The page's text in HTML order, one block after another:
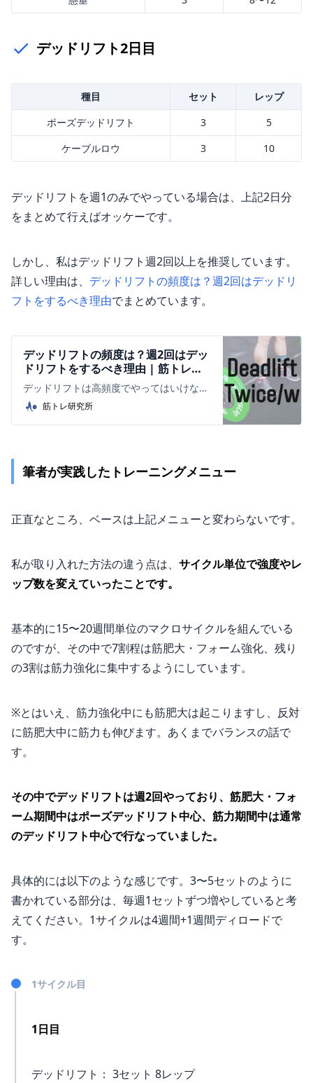
デッドリフト2日目
種目 セット
レップ
ポーズデッドリフト
3
5
ケーブルロウ
3 10
デッドリフトを週1のみでやっている場合は、上記2日分
をまとめて行えばオッケーです。
しかし、私はデッドリフト週2回以上を推奨しています。
詳しい理由は、 デッドリフトの頻度は？週2回はデッドリ
フトをするべき理由でまとめています。
デッドリフトの頻度は？週2回はデッ
ドリフトをするべき理由 | 筋トレ研
究所
デッドリフトは高頻度でやってはいけない
と思っていませんか？実はそれが停滞の原
因かもしれません。フォームやメニューを
筋トレ研究所
筆者が実践したトレーニングメニュー
正直なところ、ベースは上記メニューと変わらないです。
私が取り入れた方法の違う点は、 サイクル単位で強度やレ
ップ数を変えていったことです。
基本的に15〜20週間単位のマクロサイクルを組んでいる
のですが、その中で7割程は筋肥大・フォーム強化、残り
の3割は筋力強化に集中するようにしています。
※とはいえ、筋力強化中にも筋肥大は起こりますし、反対
に筋肥大中に筋力も伸びます。あくまでバランスの話で
す。
その中でデッドリフトは週2回やっており、筋肥大・フォ
ーム期間中はポーズデッドリフト中心、筋力期間中は通常
のデッドリフト中心で行なっていました。
具体的には以下のような感じです。3〜5セットのように
書かれている部分は、毎週1セットずつ増やしていると考
えてください。1サイクルは4週間+1週間ディロードで
す。
1サイクル目
1日目
デッドリフト： 3セット 8レップ